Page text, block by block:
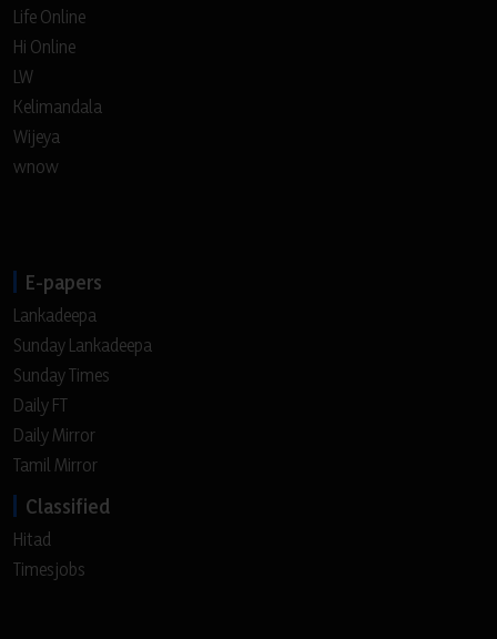
Life Online
Hi Online
LW
Kelimandala
Wijeya
wnow
E-papers
Lankadeepa
Sunday Lankadeepa
Sunday Times
Daily FT
Daily Mirror
Tamil Mirror
Classified
Hitad
Timesjobs